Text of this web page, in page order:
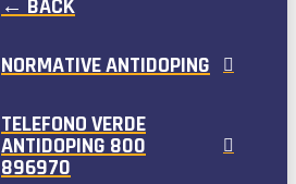
← BACK
NORMATIVE ANTIDOPING
TELEFONO VERDE
ANTIDOPING 800
896970